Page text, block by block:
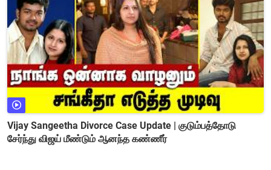
Vijay Sangeetha Divorce Case Update | குடும்பத்தோடு
சேர்ந்து விஜய் மீண்டும் ஆனந்த கண்ணீர்